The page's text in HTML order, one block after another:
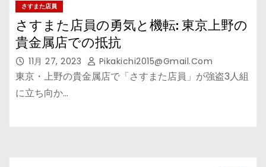
さすまた店員
さすまた店員の勇気と機転: 東京上野の
貴金属店での抵抗
11月 27, 2023 Pikakichi2015@gmail.com
東京・上野の貴金属店で「さすまた店員」が強盗3人組
に立ち向か…